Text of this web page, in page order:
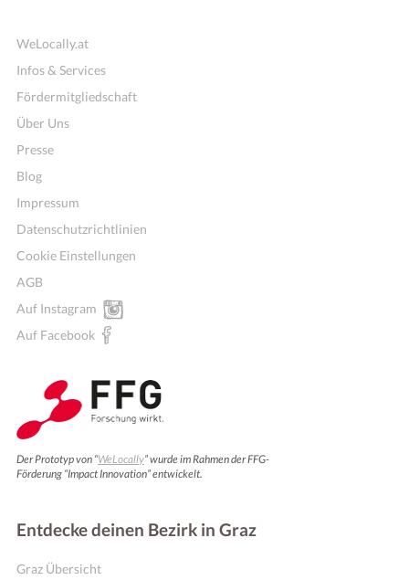
WeLocally.at
Infos & Services
Fördermitgliedschaft
Über Uns
Presse
Blog
Impressum
Datenschutzrichtlinien
Cookie Einstellungen
AGB
Auf Instagram
Auf Facebook
Der Prototyp von “WeLocally” wurde im Rahmen der FFG-
Förderung “Impact Innovation” entwickelt.
Entdecke deinen Bezirk in Graz
Graz Übersicht